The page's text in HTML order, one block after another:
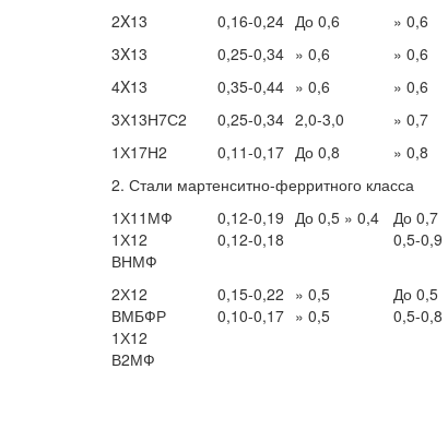
2X13 0,16-0,24 До 0,6 » 0,6
3X13
0,25-0,34 » 0,6 » 0,6
4X13
0,35-0,44 » 0,6 » 0,6
3Х13Н7С2
0,25-0,34 2,0-3,0 » 0,7
1Х17Н2
0,11-0,17 До 0,8 » 0,8
2. Стали мартенситно-ферритного класса
1Х11МФ
1Х12
ВНМФ
0,12-0,19
0,12-0,18
До 0,5 » 0,4
До 0,7
0,5-0,9
2Х12
ВМБФР
1Х12
В2МФ
0,15-0,22
0,10-0,17
» 0,5
» 0,5
До 0,5
0,5-0,8